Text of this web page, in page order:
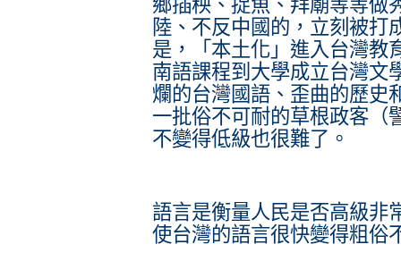
鄉插秧、捉魚、拜廟等等做
陸、不反中國的，立刻被打
是，「本土化」進入台灣教
南語課程到大學成立台灣文
爛的台灣國語、歪曲的歷史
一批俗不可耐的草根政客（
不變得低級也很難了。
語言是衡量人民是否高級非
使台灣的語言很快變得粗俗